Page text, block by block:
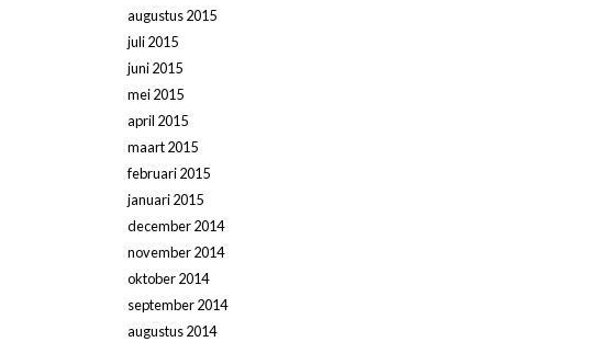
augustus 2015
juli 2015
juni 2015
mei 2015
april 2015
maart 2015
februari 2015
januari 2015
december 2014
november 2014
oktober 2014
september 2014
augustus 2014